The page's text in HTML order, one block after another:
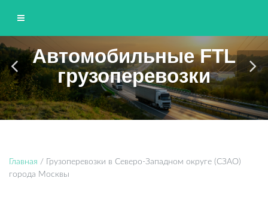
ЮНИТТРАНС
Грузоперевозки по Москве и области
Автомобильные FTL
грузоперевозки
Главная /
Грузоперевозки в Северо-Западном округе (СЗАО)
города Москвы